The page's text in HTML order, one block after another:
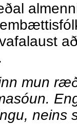
mun
neins